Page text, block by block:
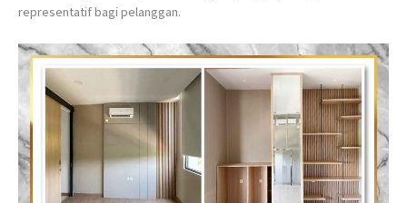
representatif bagi pelanggan.